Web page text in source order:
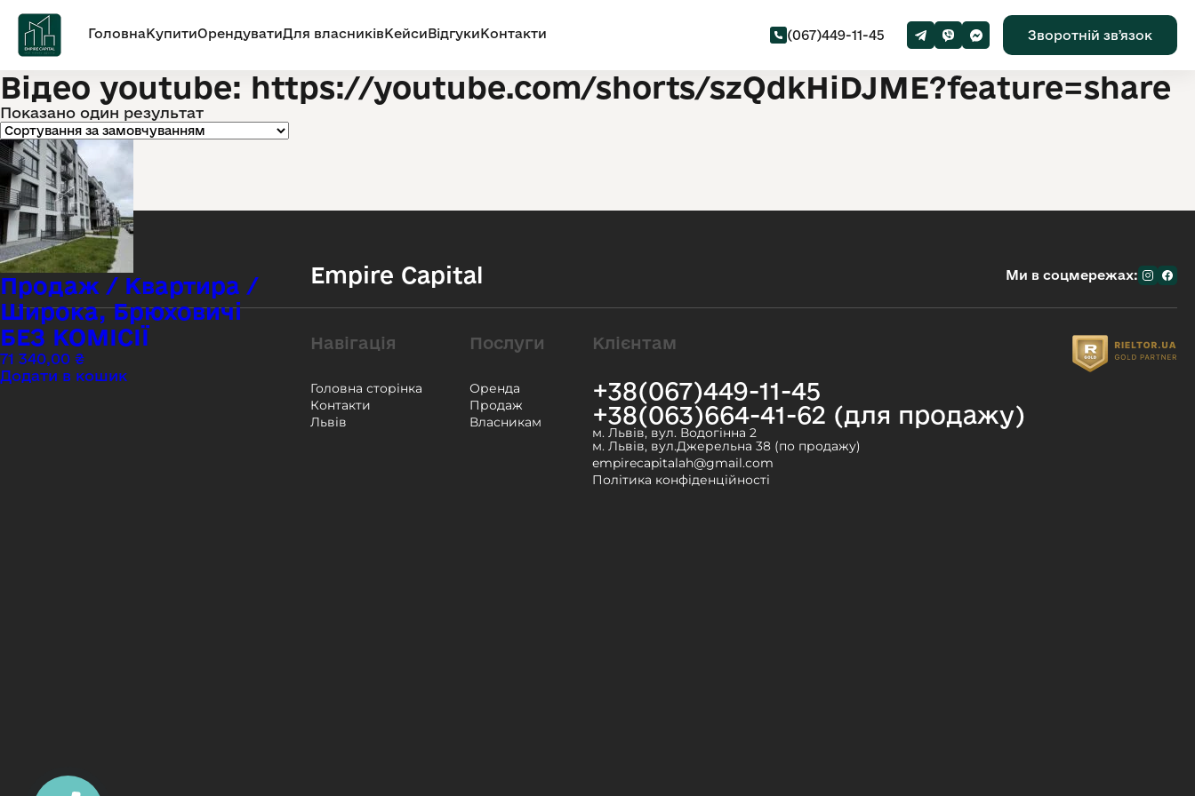
ГоловнаКупитиОрендуватиДля власниківКейсиВідгукиКонтакти (067)449-11-45 Зворотній звʼязок
Відео youtube: https://youtube.com/shorts/szQdkHiDJME?feature=share
Показано один результат
Продаж / Квартира /
Широка, Брюховичі
БЕЗ КОМІСІЇ
71 340,00 ₴
Додати в кошик
Empire Capital Ми в соцмережах:
Навігація
Головна сторінка
Контакти
Львів
Послуги
Оренда
Продаж
Власникам
Клієнтам
+38(067)449-11-45
+38(063)664-41-62 (для продажу)
м. Львів, вул. Водогінна 2
м. Львів, вул.Джерельна 38 (по продажу)
empirecapitalah@gmail.com
Політика конфіденційності